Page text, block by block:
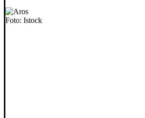
Foto: Istock